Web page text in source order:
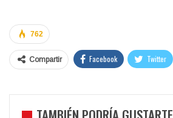
762
Compartir Facebook Twitter